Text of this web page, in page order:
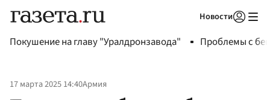
Новости
Покушение на главу "Уралдронзавода" Проблемы с
17 марта 2025 14:40Армия